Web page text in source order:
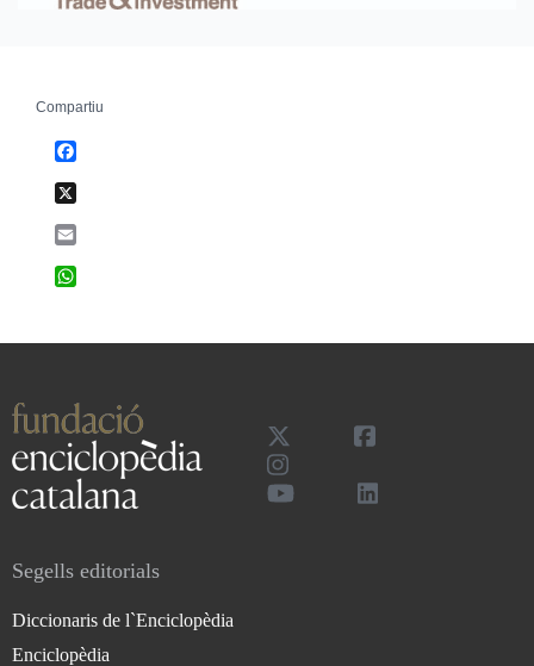
Compartiu
Segells editorials
Diccionaris de l`Enciclopèdia
Enciclopèdia